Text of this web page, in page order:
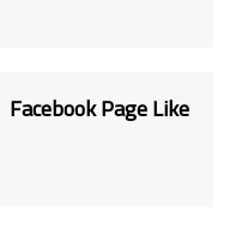
Facebook Page Like